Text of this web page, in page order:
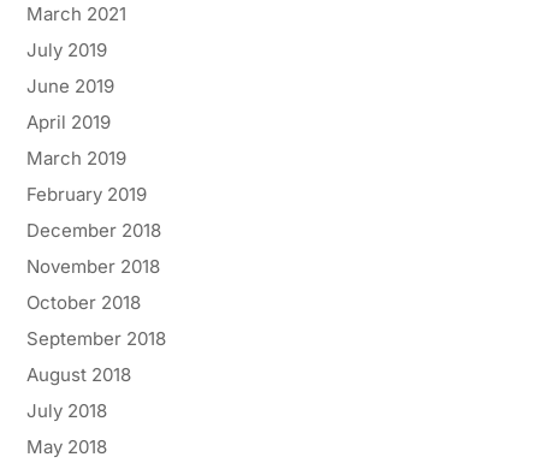
March 2021
July 2019
June 2019
April 2019
March 2019
February 2019
December 2018
November 2018
October 2018
September 2018
August 2018
July 2018
May 2018